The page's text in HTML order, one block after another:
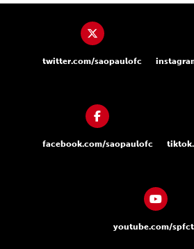
twitter.com/saopaulofc
facebook.com/saopaulofc
youtube.com/